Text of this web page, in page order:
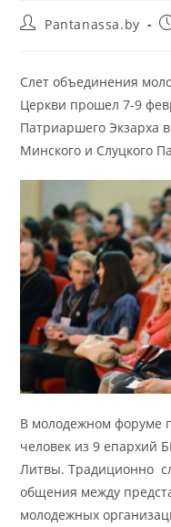
Pantanassa.by
Слет объединения
Церкви прошел 7-9
Патриаршего Экзарха
Минского и Слуцкого
В молодежном форуме
человек из 9 епархий
Литвы. Традиционно
общения между
молодежных